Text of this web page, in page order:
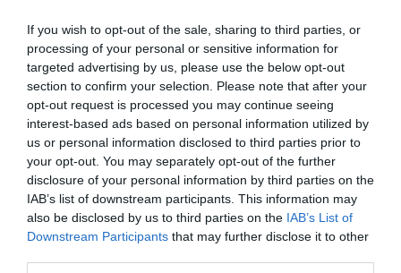
If you wish to opt-out of the sale, sharing to third parties, or
processing of your personal or sensitive information for
targeted advertising by us, please use the below opt-out
section to confirm your selection. Please note that after your
opt-out request is processed you may continue seeing
interest-based ads based on personal information utilized by
us or personal information disclosed to third parties prior to
your opt-out. You may separately opt-out of the further
disclosure of your personal information by third parties on the
IAB’s list of downstream participants. This information may
also be disclosed by us to third parties on the IAB’s List of
Downstream Participants that may further disclose it to other
Tags
Junta de Andalucía SAS
subasta de medicamentos
Destacados